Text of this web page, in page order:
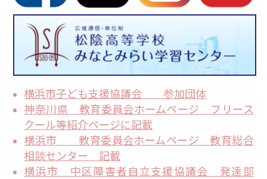
2026.04.02
★★★ 2026年4月3日（金）臨時休業の
お知らせ ★★★
2026.03.21
今年度最後の！ 🎮親カフェセミナー🎮 開催
しました🌸
2026.02.13
🎮親カフェセミナー🎮 第3回を開催しま
した🌸
横浜市子ども支援協議会 参加団体
神奈川県 教育委員会ホームページ フリース
クール等紹介ページに記載
横浜市 教育委員会ホームページ 教育総合
相談センター 記載
横浜市 中区障害者自立支援協議会 発達部